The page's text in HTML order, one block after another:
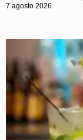
7 agosto 2026